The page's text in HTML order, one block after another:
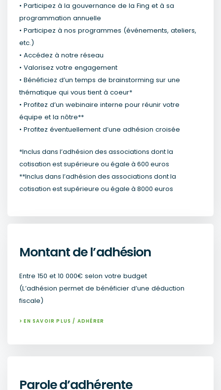
• Participez à la gouvernance de la Fing et à sa
programmation annuelle
• Participez à nos programmes (événements, ateliers,
etc.)
• Accédez à notre réseau
• Valorisez votre engagement
• Bénéficiez d’un temps de brainstorming sur une
thématique qui vous tient à coeur*
• Profitez d’un webinaire interne pour réunir votre
équipe et la nôtre**
• Profitez éventuellement d’une adhésion croisée
*Inclus dans l’adhésion des associations dont la
cotisation est supérieure ou égale à 600 euros
**Inclus dans l’adhésion des associations dont la
cotisation est supérieure ou égale à 8000 euros
Montant de l’adhésion
Entre 150 et 10 000€ selon votre budget
(L’adhésion permet de bénéficier d’une déduction
fiscale)
> EN SAVOIR PLUS / ADHÉRER
Parole d’adhérente